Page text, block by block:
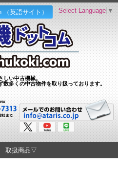
（英語サイト）
しい中古機械。
数多くの中古物件を取り扱っております。
Select Language ▼
取扱商品▽